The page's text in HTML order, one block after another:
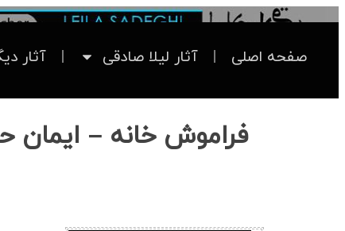
صفحه اصلی آثار لیلا صادقی آثار
فراموش خانه – ایمان